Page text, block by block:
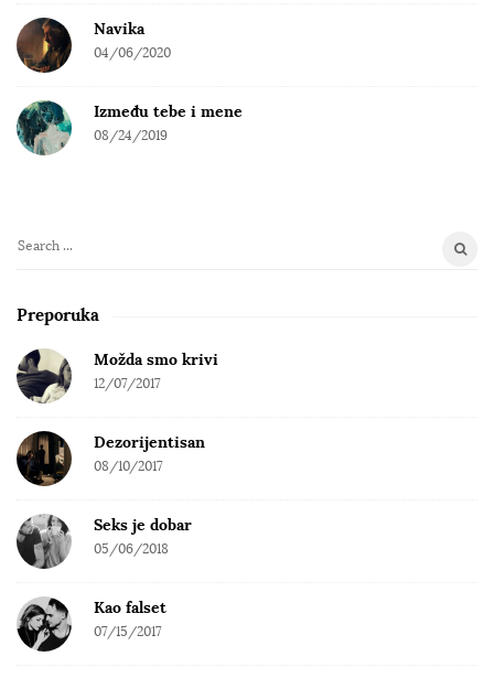
Navika
04/06/2020
Između tebe i mene
08/24/2019
S
a
c
h
r
Preporuka
Možda smo krivi
12/07/2017
Dezorijentisan
08/10/2017
Seks je dobar
05/06/2018
Kao falset
07/15/2017